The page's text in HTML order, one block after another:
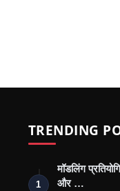
TRENDING
1
मॉडलिंग
और …